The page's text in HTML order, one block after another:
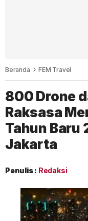
Beranda FEM Travel
800 Drone
Raksasa
Tahun Baru
Jakarta
Penulis : Redaksi